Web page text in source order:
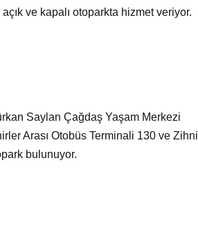
ve kapalı otoparkta hizmet veriyor.
Saylan Çağdaş Yaşam Merkezi
Arası Otobüs Terminali 130 ve Zihni
bulunuyor.